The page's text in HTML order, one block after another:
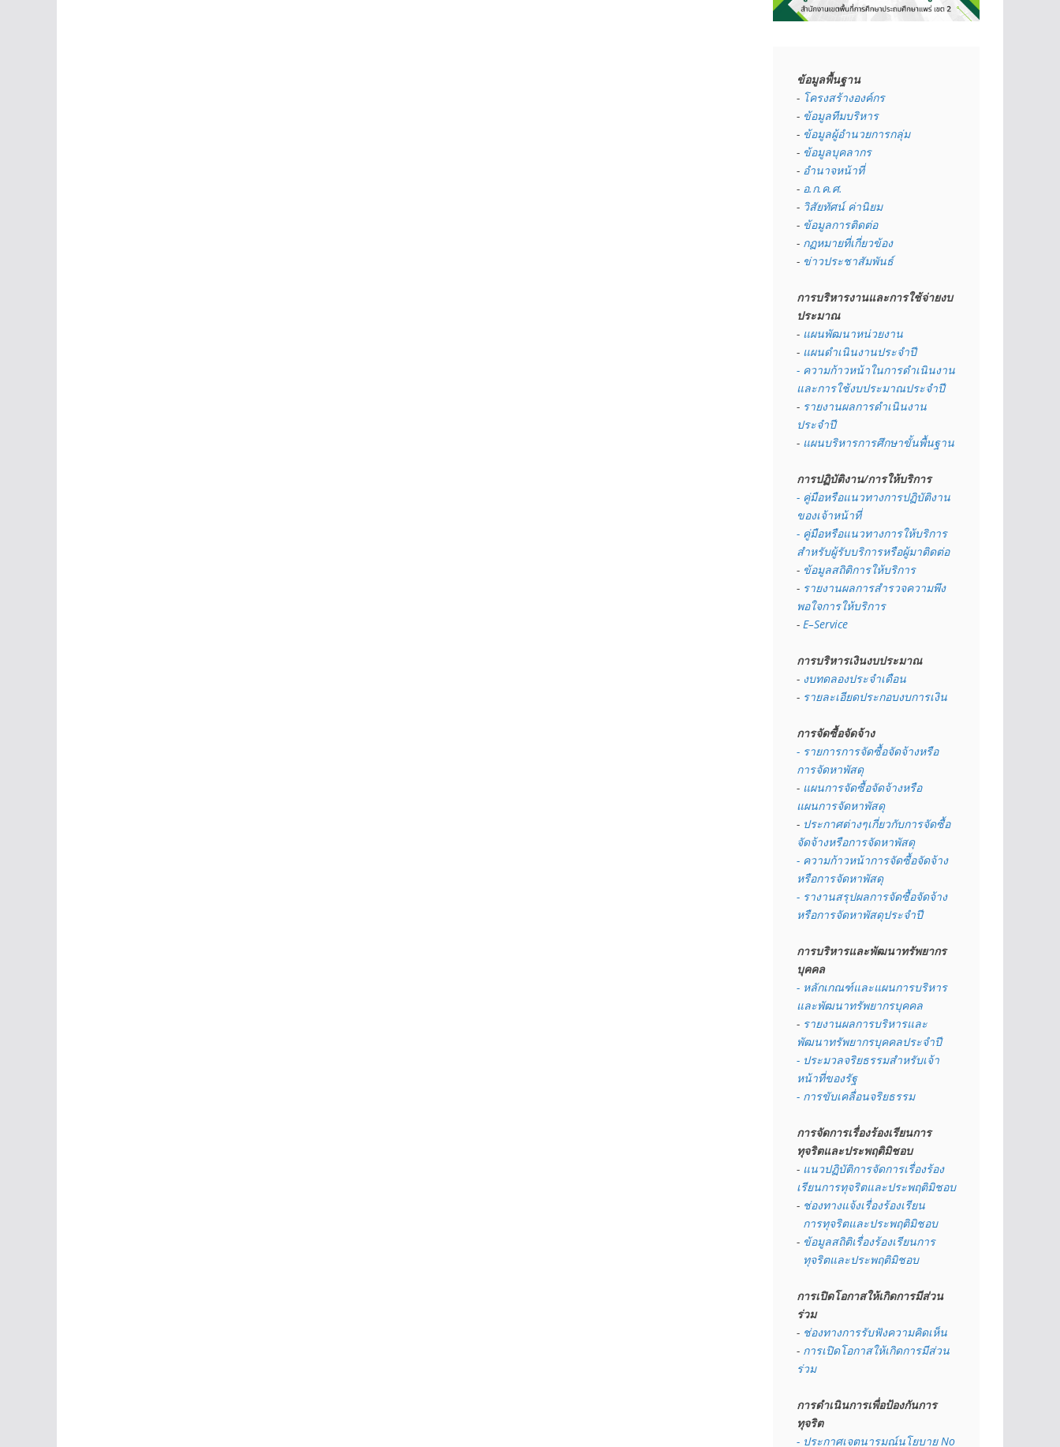
ข้อมูลพื้นฐาน
- โครงสร้างองค์กร
- ข้อมูลทีมบริหาร
- ข้อมูลผู้อำนวยการกลุ่ม
- ข้อมูลบุคลากร
- อำนาจหน้าที่
- อ.ก.ค.ศ.
- วิสัยทัศน์ ค่านิยม
- ข้อมูลการติดต่อ
- กฏหมายที่เกี่ยวข้อง
- ข่าวประชาสัมพันธ์
การบริหารงานและการใช้จ่ายงบ
ประมาณ
- แผนพัฒนาหน่วยงาน
- แผนดำเนินงานประจำปี
- ความก้าวหน้าในการดำเนินงาน
และการใช้งบประมาณประจำปี
- รายงานผลการดำเนินงาน
ประจำปี
- แผนบริหารการศึกษาขั้นพื้นฐาน
การปฏิบัติงาน/การให้บริการ
- คู่มือหรือแนวทางการปฏิบัติงาน
ของเจ้าหน้าที่
- คู่มือหรือแนวทางการให้บริการ
สำหรับผู้รับบริการหรือผู้มาติดต่อ
- ข้อมูลสถิติการให้บริการ
- รายงานผลการสำรวจความพึง
พอใจการให้บริการ
- E–Service
การบริหารเงินงบประมาณ
- งบทดลองประจำเดือน
- รายละเอียดประกอบงบการเงิน
การจัดซื้อจัดจ้าง
- รายการการจัดซื้อจัดจ้างหรือ
การจัดหาพัสดุ
- แผนการจัดซื้อจัดจ้างหรือ
แผนการจัดหาพัสดุ
- ประกาศต่างๆเกี่ยวกับการจัดซื้อ
จัดจ้างหรือการจัดหาพัสดุ
- ความก้าวหน้าการจัดซื้อจัดจ้าง
หรือการจัดหาพัสดุ
- รางานสรุปผลการจัดซื้อจัดจ้าง
หรือการจัดหาพัสดุประจำปี
การบริหารและพัฒนาทรัพยากร
บุคคล
- หลักเกณฑ์และแผนการบริหาร
และพัฒนาทรัพยากรบุคคล
- รายงานผลการบริหารและ
พัฒนาทรัพยากรบุคคลประจำปี
- ประมวลจริยธรรมสำหรับเจ้า
หน้าที่ของรัฐ
- การขับเคลื่อนจริยธรรม
การจัดการเรื่องร้องเรียนการ
ทุจริตและประพฤติมิชอบ
- แนวปฏิบัติการจัดการเรื่องร้อง
เรียนการทุจริตและประพฤติมิชอบ
- ช่องทางแจ้งเรื่องร้องเรียน
  การทุจริตและประพฤติมิชอบ
- ข้อมูลสถิติเรื่องร้องเรียนการ
  ทุจริตและประพฤติมิชอบ
การเปิดโอกาสให้เกิดการมีส่วน
ร่วม
- ช่องทางการรับฟังความคิดเห็น
- การเปิดโอกาสให้เกิดการมีส่วน
ร่วม
การดำเนินการเพื่อป้องกันการ
ทุจริต
- ประกาศเจตนารมณ์นโยบาย No